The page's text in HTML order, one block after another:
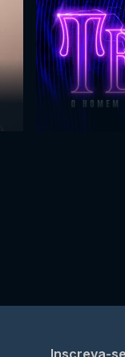
Inscreva-